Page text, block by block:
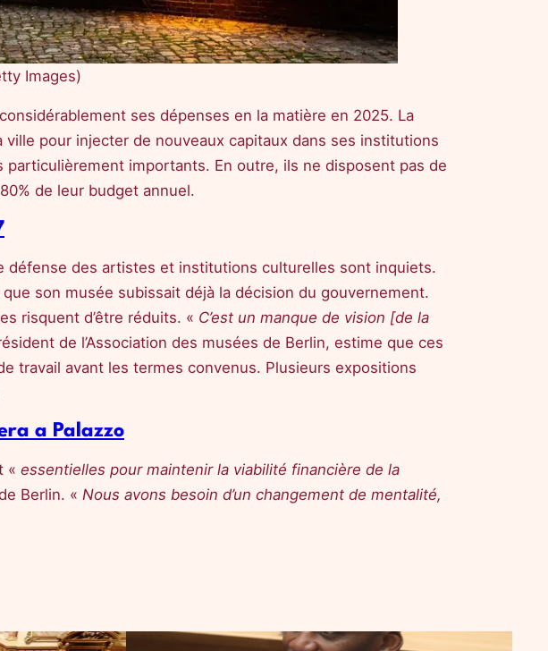
Images)
ses dépenses en la matière en 2025. La
pour injecter de nouveaux capitaux dans ses institutions
importants. En outre, ils ne disposent pas de
de leur budget annuel.
défense des artistes et institutions culturelles sont inquiets.
son musée subissait déjà la décision du gouvernement.
risquent d’être réduits. « C’est un manque de vision [de la
de l’Association des musées de Berlin, estime que ces
travail avant les termes convenus. Plusieurs expositions
a Palazzo
« essentielles pour maintenir la viabilité financière de la
Berlin. « Nous avons besoin d’un changement de mentalité,